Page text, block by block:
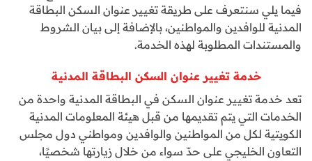
فيما يلي سنتعرف على طريقة تغيير عنوان السكن البطاقة
المدنية للوافدين والمواطنين، بالإضافة إلى بيان الشروط
والمستندات المطلوبة لهذه الخدمة.
خدمة تغيير عنوان السكن البطاقة المدنية
تعد خدمة تغيير عنوان السكن في البطاقة المدنية واحدة من
الخدمات التي يتم تقديمها من قبل هيئة المعلومات المدنية
الكويتية لكل من المواطنين والوافدين ومواطني دول مجلس
التعاون الخليجي على حدّ سواء من خلال زيارتها شخصيًا،